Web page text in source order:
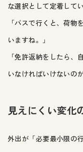
な選択として定着して
「バスで行くと、荷物
いますね。」
「免許返納をしたら、
いなければいけないの
見えにくい変化
外出が「必要最小限の